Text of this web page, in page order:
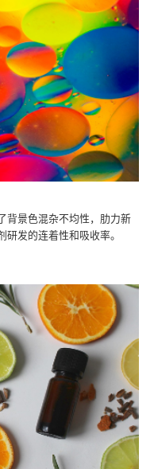
背景色混杂不均性，肋力新
发的连着性和吸收率。